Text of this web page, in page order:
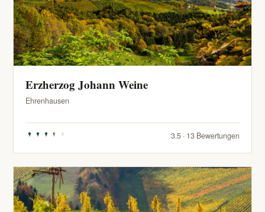
Erzherzog Johann Weine
Ehrenhausen
3.5 · 13 Bewertungen